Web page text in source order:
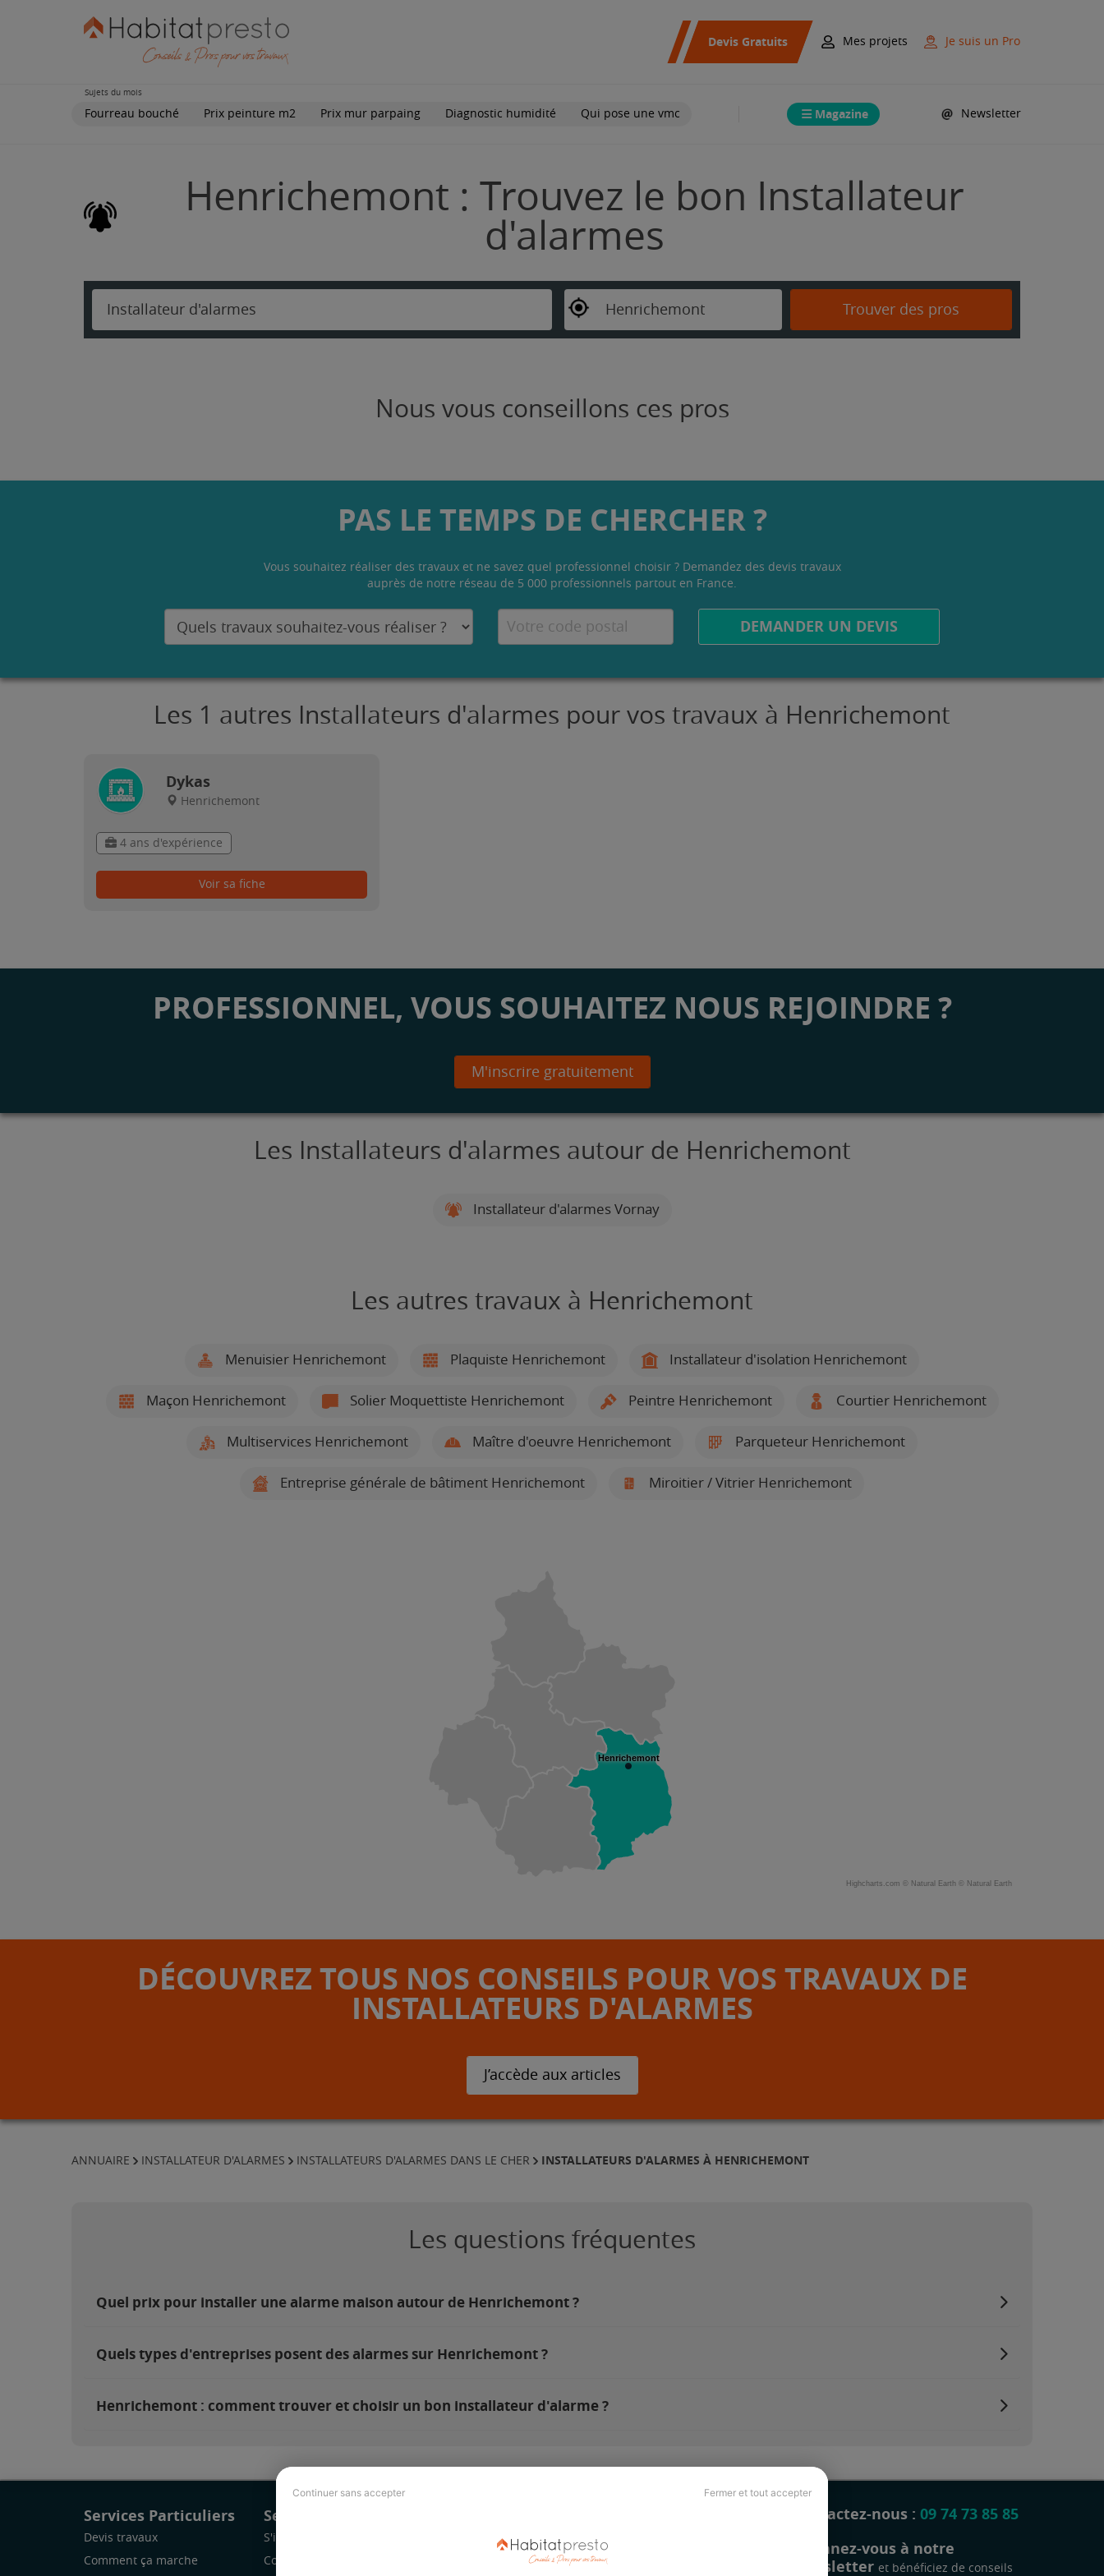
Continuer sans accepter Fermer et tout accepter
Devis Gratuits Mes projets Je suis un Pro
Sujets du mois
Fourreau bouché Prix peinture m2 Prix mur parpaing Diagnostic humidité Qui pose une vmc Magazine Newsletter
Henrichemont : Trouvez le bon Installateur
d'alarmes
Installateur d'alarmes Henrichemont Trouver des pros
Nous vous conseillons ces pros
PAS LE TEMPS DE CHERCHER ?
Vous souhaitez réaliser des travaux et ne savez quel professionnel choisir ? Demandez des devis travaux
auprès de notre réseau de 5 000 professionnels partout en France.
DEMANDER UN DEVIS
Les 1 autres Installateurs d'alarmes pour vos travaux à Henrichemont
Dykas
Henrichemont
4 ans d'expérience
Voir sa fiche
PROFESSIONNEL, VOUS SOUHAITEZ NOUS REJOINDRE ?
M'inscrire gratuitement
Les Installateurs d'alarmes autour de Henrichemont
Installateur d'alarmes Vornay
Les autres travaux à Henrichemont
Menuisier Henrichemont Plaquiste Henrichemont Installateur d'isolation Henrichemont
Maçon Henrichemont Solier Moquettiste Henrichemont Peintre Henrichemont Courtier Henrichemont
Multiservices Henrichemont Maître d'oeuvre Henrichemont Parqueteur Henrichemont
Entreprise générale de bâtiment Henrichemont Miroitier / Vitrier Henrichemont
Henrichemont
Highcharts.com © Natural Earth © Natural Earth
DÉCOUVREZ TOUS NOS CONSEILS POUR VOS TRAVAUX DE
INSTALLATEURS D'ALARMES
J’accède aux articles
ANNUAIRE INSTALLATEUR D'ALARMES INSTALLATEURS D'ALARMES DANS LE CHER INSTALLATEURS D'ALARMES À HENRICHEMONT
Les questions fréquentes
Quel prix pour installer une alarme maison autour de Henrichemont ?
Quels types d'entreprises posent des alarmes sur Henrichemont ?
Henrichemont : comment trouver et choisir un bon installateur d'alarme ?
Services Particuliers
Devis travaux
Comment ça marche
Services Pro
S'inscrire
Comment ça marche
Revue de presse
Contactez-nous : 09 74 73 85 85
Abonnez-vous à notre
newsletter et bénéficiez de conseils